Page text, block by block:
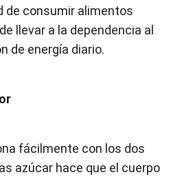
de consumir alimentos
llevar a la dependencia al
de energía diario.
fácilmente con los dos
azúcar hace que el cuerpo